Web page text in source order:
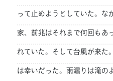
って止めようとしていた。な
家、前兆はそれまで何回もあ
れていた。そして台風が来た
は幸いだった。雨漏りは滝の